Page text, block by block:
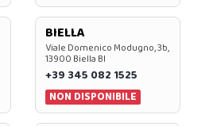
BIELLA
Viale Domenico Modugno, 3b,
13900 Biella BI
+39 345 082 1525
NON DISPONIBILE